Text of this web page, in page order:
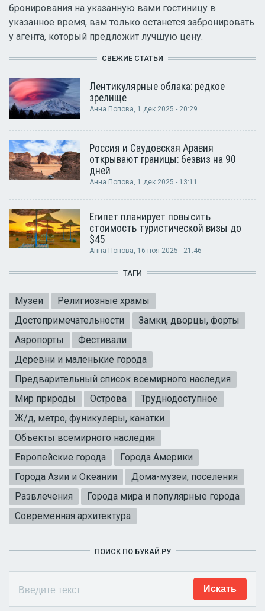
бронирования на указанную вами гостиницу в
указанное время, вам только останется забронировать
у агента, который предложит лучшую цену.
СВЕЖИЕ СТАТЬИ
Лентикулярные облака: редкое
зрелище
Анна Попова, 1 дек 2025 - 20:29
Россия и Саудовская Аравия
открывают границы: безвиз на 90
дней
Анна Попова, 1 дек 2025 - 13:11
Египет планирует повысить
стоимость туристической визы до
$45
Анна Попова, 16 ноя 2025 - 21:46
ТАГИ
Музеи
Религиозные храмы
Достопримечательности
Замки, дворцы, форты
Аэропорты
Фестивали
Деревни и маленькие города
Предварительный список всемирного наследия
Мир природы
Острова
Труднодоступное
Ж/д, метро, фуникулеры, канатки
Объекты всемирного наследия
Европейские города
Города Америки
Города Азии и Океании
Дома-музеи, поселения
Развлечения
Города мира и популярные города
Современная архитектура
ПОИСК ПО БУКАЙ.РУ